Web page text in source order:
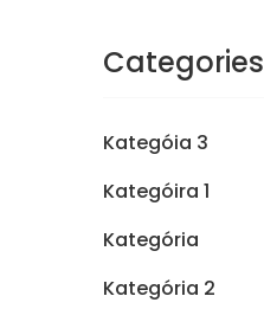
Categories
Kategóia 3
Kategóira 1
Kategória
Kategória 2